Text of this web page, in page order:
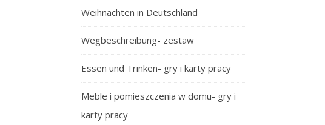
Weihnachten in Deutschland
Wegbeschreibung- zestaw
Essen und Trinken- gry i karty pracy
Meble i pomieszczenia w domu- gry i
karty pracy